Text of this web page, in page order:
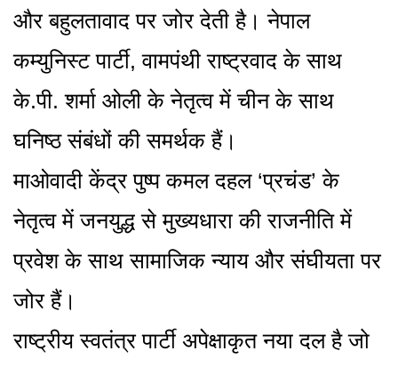
और बहुलतावाद पर जोर देती है। नेपाल
कम्युनिस्ट पार्टी, वामपंथी राष्ट्रवाद के साथ
के.पी. शर्मा ओली के नेतृत्व में चीन के साथ
घनिष्ठ संबंधों की समर्थक हैं।
माओवादी केंद्र पुष्प कमल दहल ‘प्रचंड’ के
नेतृत्व में जनयुद्ध से मुख्यधारा की राजनीति में
प्रवेश के साथ सामाजिक न्याय और संघीयता पर
जोर हैं।
राष्ट्रीय स्वतंत्र पार्टी अपेक्षाकृत नया दल है जो